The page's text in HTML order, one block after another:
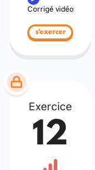
Corrigé vidéo
s'exercer
Exercice
12